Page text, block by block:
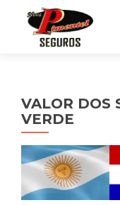
VALOR DOS
VERDE